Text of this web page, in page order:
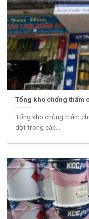
Tổng kho chống thấm
Tổng kho chống thấm
dột trong các...